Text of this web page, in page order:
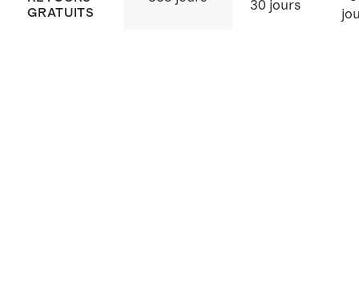
GRATUITS
30 jours